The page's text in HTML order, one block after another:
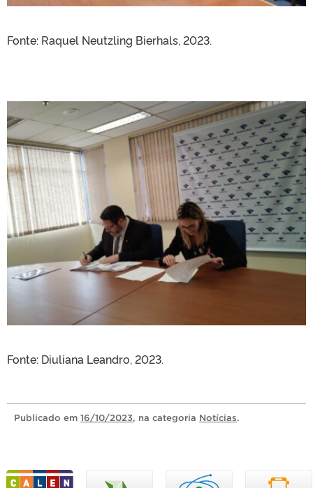
Fonte: Raquel Neutzling Bierhals, 2023.
Fonte: Diuliana Leandro, 2023.
Publicado em 16/10/2023, na categoria Notícias.